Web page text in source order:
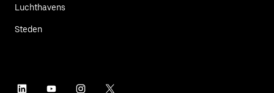
Luchthavens
Steden